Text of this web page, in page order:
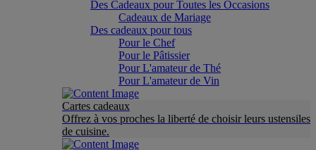
Des Cadeaux pour Toutes les Occasions
Cadeaux de Mariage
Des cadeaux pour tous
Pour le Chef
Pour le Pâtissier
Pour L'amateur de Thé
Pour L'amateur de Vin
Cartes cadeaux
Offrez à vos proches la liberté de choisir leurs ustensiles
de cuisine.